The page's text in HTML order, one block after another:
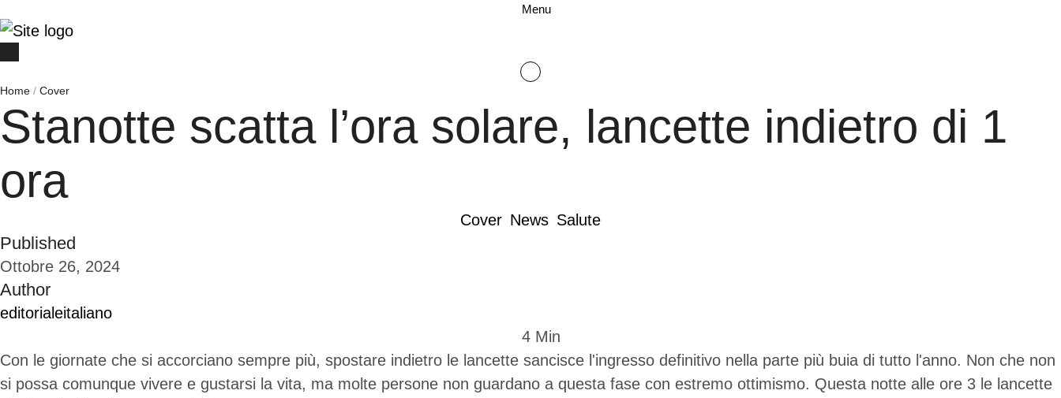
Menu
Home / Cover
Stanotte scatta l’ora solare, lancette indietro di 1
ora
Cover News Salute
Published
Ottobre 26, 2024
Author
editorialeitaliano
4 Min
Con le giornate che si accorciano sempre più, spostare indietro le lancette sancisce l'ingresso definitivo nella parte più buia di tutto l'anno. Non che non
si possa comunque vivere e gustarsi la vita, ma molte persone non guardano a questa fase con estremo ottimismo. Questa notte alle ore 3 le lancette